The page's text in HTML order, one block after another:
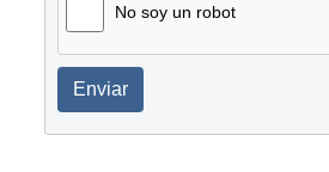
No soy un robot
Enviar